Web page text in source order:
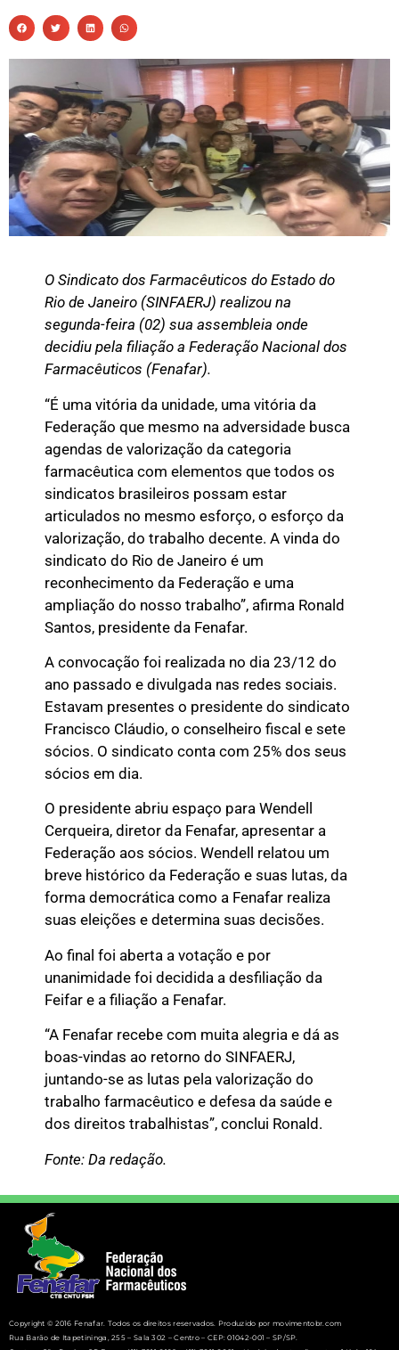
O Sindicato dos Farmacêuticos do Estado do
Rio de Janeiro (SINFAERJ) realizou na
segunda-feira (02) sua assembleia onde
decidiu pela filiação a Federação Nacional dos
Farmacêuticos (Fenafar).
“É uma vitória da unidade, uma vitória da
Federação que mesmo na adversidade busca
agendas de valorização da categoria
farmacêutica com elementos que todos os
sindicatos brasileiros possam estar
articulados no mesmo esforço, o esforço da
valorização, do trabalho decente. A vinda do
sindicato do Rio de Janeiro é um
reconhecimento da Federação e uma
ampliação do nosso trabalho”, afirma Ronald
Santos, presidente da Fenafar.
A convocação foi realizada no dia 23/12 do
ano passado e divulgada nas redes sociais.
Estavam presentes o presidente do sindicato
Francisco Cláudio, o conselheiro fiscal e sete
sócios. O sindicato conta com 25% dos seus
sócios em dia.
O presidente abriu espaço para Wendell
Cerqueira, diretor da Fenafar, apresentar a
Federação aos sócios. Wendell relatou um
breve histórico da Federação e suas lutas, da
forma democrática como a Fenafar realiza
suas eleições e determina suas decisões.
Ao final foi aberta a votação e por
unanimidade foi decidida a desfiliação da
Feifar e a filiação a Fenafar.
“A Fenafar recebe com muita alegria e dá as
boas-vindas ao retorno do SINFAERJ,
juntando-se as lutas pela valorização do
trabalho farmacêutico e defesa da saúde e
dos direitos trabalhistas”, conclui Ronald.
Fonte: Da redação.
Copyright © 2016 Fenafar. Todos os direitos reservados. Produzido por movimentobr.com
Rua Barão de Itapetininga, 255 – Sala 302 – Centro – CEP: 01042-001 – SP/SP.